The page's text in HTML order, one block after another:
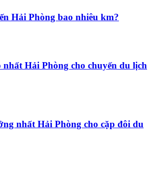
Hải Phòng bao nhiêu km?
nhất Hải Phòng cho chuyến du lịch
nhất Hải Phòng cho cặp đôi du